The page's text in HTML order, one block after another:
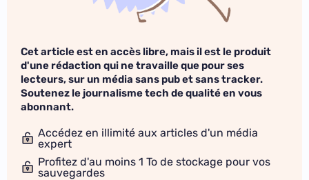
Cet article est en accès libre, mais il est le produit
d'une rédaction qui ne travaille que pour ses
lecteurs, sur un média sans pub et sans tracker.
Soutenez le journalisme tech de qualité en vous
abonnant.
Accédez en illimité aux articles d'un média
expert
Profitez d'au moins 1 To de stockage pour vos
sauvegardes